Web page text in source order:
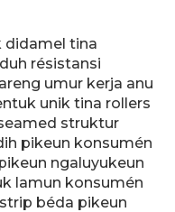
didamel tina
résistansi
umur kerja anu
unik tina rollers
struktur
pikeun konsumén
ngaluyukeun
lamun konsumén
béda pikeun